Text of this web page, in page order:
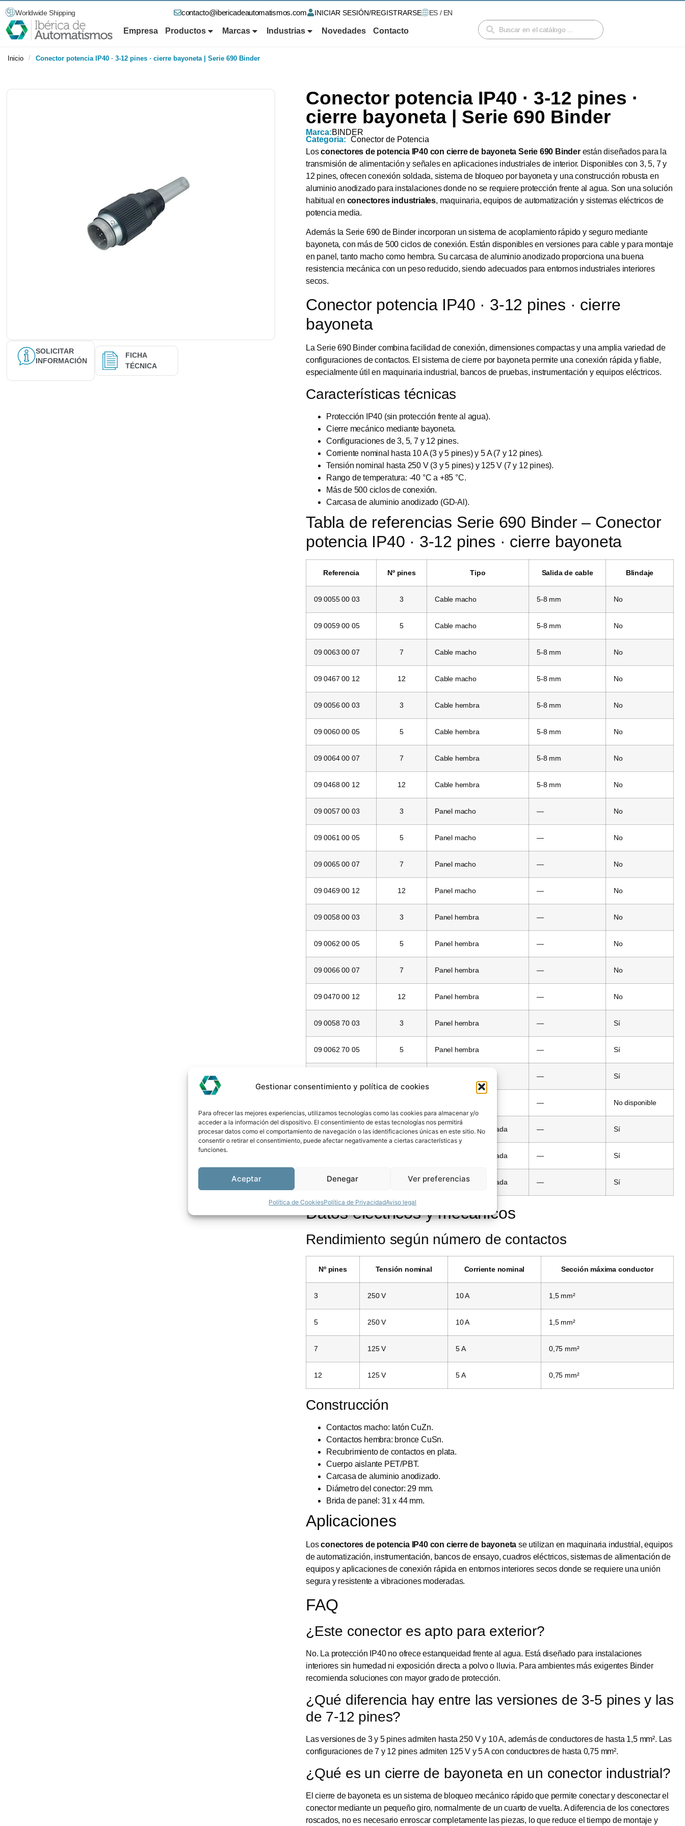
Gestionar consentimiento y política de cookies
Para ofrecer las mejores experiencias, utilizamos tecnologías como las cookies para almacenar y/o
acceder a la información del dispositivo. El consentimiento de estas tecnologías nos permitirá
procesar datos como el comportamiento de navegación o las identificaciones únicas en este sitio. No
consentir o retirar el consentimiento, puede afectar negativamente a ciertas características y
funciones.
Aceptar Denegar Ver preferencias
Política de CookiesPolítica de PrivacidadAviso legal
Worldwide Shipping contacto@ibericadeautomatismos.com INICIAR SESIÓN/REGISTRARSE ES / EN
Empresa Productos Marcas Industrias Novedades Contacto
Inicio / Conector potencia IP40 · 3-12 pines · cierre bayoneta | Serie 690 Binder
SOLICITAR
INFORMACIÓN
FICHA
TÉCNICA
Conector potencia IP40 · 3-12 pines ·
cierre bayoneta | Serie 690 Binder
Marca:BINDER
Categoria: Conector de Potencia
Losconectores de potencia IP40 con cierre de bayoneta Serie 690 Binderestán diseñados para la
transmisión de alimentación y señales en aplicaciones industriales de interior. Disponibles con 3, 5, 7 y
12 pines, ofrecen conexión soldada, sistema de bloqueo por bayoneta y una construcción robusta en
aluminio anodizado para instalaciones donde no se requiere protección frente al agua. Son una solución
habitual en conectores industriales, maquinaria, equipos de automatización y sistemas eléctricos de
potencia media.
Además la Serie 690 de Binder incorporan un sistema de acoplamiento rápido y seguro mediante
bayoneta, con más de 500 ciclos de conexión. Están disponibles en versiones para cable y para montaje
en panel, tanto macho como hembra. Su carcasa de aluminio anodizado proporciona una buena
resistencia mecánica con un peso reducido, siendo adecuados para entornos industriales interiores
secos.
Conector potencia IP40 · 3-12 pines · cierre
bayoneta
La Serie 690 Binder combina facilidad de conexión, dimensiones compactas y una amplia variedad de
configuraciones de contactos. El sistema de cierre por bayoneta permite una conexión rápida y fiable,
especialmente útil en maquinaria industrial, bancos de pruebas, instrumentación y equipos eléctricos.
Características técnicas
Protección IP40 (sin protección frente al agua).
Cierre mecánico mediante bayoneta.
Configuraciones de 3, 5, 7 y 12 pines.
Corriente nominal hasta 10 A (3 y 5 pines) y 5 A (7 y 12 pines).
Tensión nominal hasta 250 V (3 y 5 pines) y 125 V (7 y 12 pines).
Rango de temperatura: -40 °C a +85 °C.
Más de 500 ciclos de conexión.
Carcasa de aluminio anodizado (GD-Al).
Tabla de referencias Serie 690 Binder – Conector
potencia IP40 · 3-12 pines · cierre bayoneta
Referencia Nº pines Tipo Salida de cable Blindaje
09 0055 00 03 3 Cable macho 5-8 mm No
09 0059 00 05 5 Cable macho 5-8 mm No
09 0063 00 07 7 Cable macho 5-8 mm No
09 0467 00 12 12 Cable macho 5-8 mm No
09 0056 00 03 3 Cable hembra 5-8 mm No
09 0060 00 05 5 Cable hembra 5-8 mm No
09 0064 00 07 7 Cable hembra 5-8 mm No
09 0468 00 12 12 Cable hembra 5-8 mm No
09 0057 00 03 3 Panel macho — No
09 0061 00 05 5 Panel macho — No
09 0065 00 07 7 Panel macho — No
09 0469 00 12 12 Panel macho — No
09 0058 00 03 3 Panel hembra — No
09 0062 00 05 5 Panel hembra — No
09 0066 00 07 7 Panel hembra — No
09 0470 00 12 12 Panel hembra — No
09 0058 70 03 3 Panel hembra — Sí
09 0062 70 05 5 Panel hembra — Sí
— Sí
— No disponible
09 0058 70 03 3 Panel hembra blindada — Sí
Panel hembra blindada — Sí
09 0066 70 07 Panel hembra blindada — Sí
Datos eléctricos y mecánicos
Rendimiento según número de contactos
Nº pines Tensión nominal Corriente nominal Sección máxima conductor
3 250 V 10 A 1,5 mm²
5 250 V 10 A 1,5 mm²
7 125 V 5 A 0,75 mm²
12 125 V 5 A 0,75 mm²
Construcción
Contactos macho: latón CuZn.
Contactos hembra: bronce CuSn.
Recubrimiento de contactos en plata.
Cuerpo aislante PET/PBT.
Carcasa de aluminio anodizado.
Diámetro del conector: 29 mm.
Brida de panel: 31 x 44 mm.
Aplicaciones
Losconectores de potencia IP40 con cierre de bayoneta se utilizan en maquinaria industrial, equipos
de automatización, instrumentación, bancos de ensayo, cuadros eléctricos, sistemas de alimentación de
equipos y aplicaciones de conexión rápida en entornos interiores secos donde se requiere una unión
segura y resistente a vibraciones moderadas.
FAQ
¿Este conector es apto para exterior?
No. La protección IP40 no ofrece estanqueidad frente al agua. Está diseñado para instalaciones
interiores sin humedad ni exposición directa a polvo o lluvia. Para ambientes más exigentes Binder
recomienda soluciones con mayor grado de protección.
¿Qué diferencia hay entre las versiones de 3-5 pines y las
de 7-12 pines?
Las versiones de 3 y 5 pines admiten hasta 250 V y 10 A, además de conductores de hasta 1,5 mm². Las
configuraciones de 7 y 12 pines admiten 125 V y 5 A con conductores de hasta 0,75 mm².
¿Qué es un cierre de bayoneta en un conector industrial?
El cierre de bayoneta es un sistema de bloqueo mecánico rápido que permite conectar y desconectar el
conector mediante un pequeño giro, normalmente de un cuarto de vuelta. A diferencia de los conectores
roscados, no es necesario enroscar completamente las piezas, lo que reduce el tiempo de montaje y